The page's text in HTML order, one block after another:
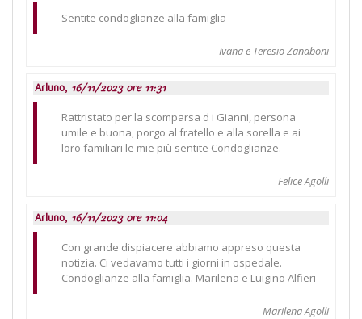
Sentite condoglianze alla famiglia
Ivana e Teresio Zanaboni
Arluno, 16/11/2023 ore 11:31
Rattristato per la scomparsa d i Gianni, persona
umile e buona, porgo al fratello e alla sorella e ai
loro familiari le mie più sentite Condoglianze.
Felice Agolli
Arluno, 16/11/2023 ore 11:04
Con grande dispiacere abbiamo appreso questa
notizia. Ci vedavamo tutti i giorni in ospedale.
Condoglianze alla famiglia. Marilena e Luigino Alfieri
Marilena Agolli